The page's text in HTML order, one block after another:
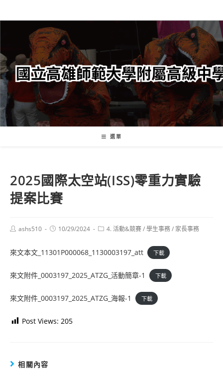
轉
要
內
容
選單
2025國際太空站(ISS)零重力實驗
提案比賽
Postashs510
Post10/29/2024
Post4. 活動&競賽/學生事務/ 家長事務
來文本文_11301P000068_1130003197_att 下載
來文附件_0003197_2025_ATZG_活動簡章-1 下載
來文附件_0003197_2025_ATZG_海報-1 下載
Post Views: 205
相關內容